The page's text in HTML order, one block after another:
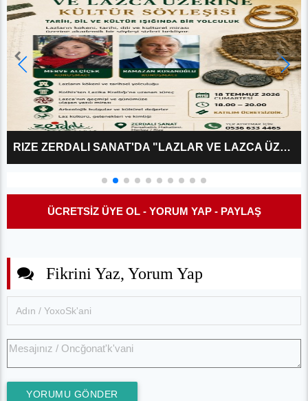
MEKALESKIRIT: DOĞU KARADENIZ’IN KAYIP ARKAIK BAŞKENTI
ÜCRETSİZ ÜYE OL - YORUM YAP - PAYLAŞ
Fikrini Yaz, Yorum Yap
YORUMU GÖNDER